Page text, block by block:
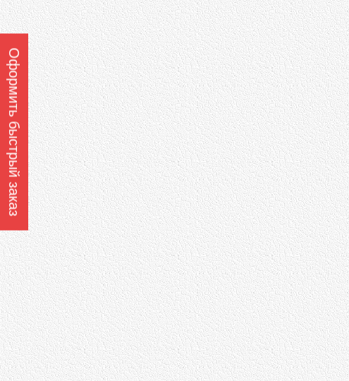
Оформить быстрый заказ